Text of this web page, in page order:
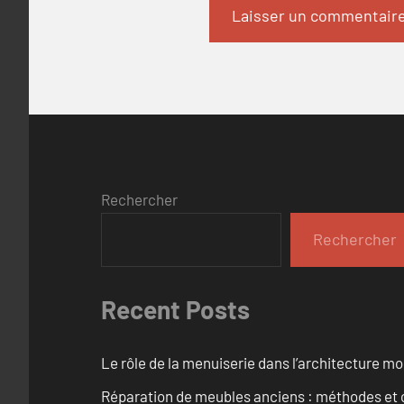
Rechercher
Rechercher
Recent Posts
Le rôle de la menuiserie dans l’architecture
Réparation de meubles anciens : méthodes et